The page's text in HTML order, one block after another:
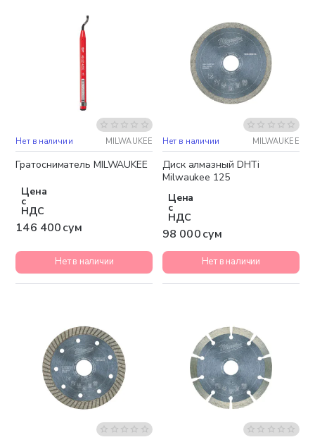
Нет в наличии MILWAUKEE
Гратосниматель MILWAUKEE
Цена
с
НДС
146 400 сум
Нет в наличии
Нет в наличии MILWAUKEE
Диск алмазный DHTi
Milwaukee 125
Цена
с
НДС
98 000 сум
Нет в наличии